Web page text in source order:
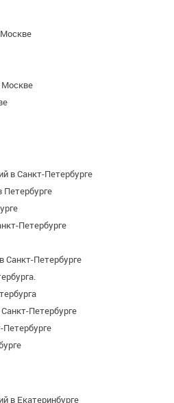
Москве
в Санкт-Петербурге
Петербурге
Петербурге
Петербурге
Петербурге
в Екатеринбурге